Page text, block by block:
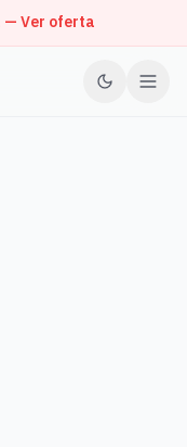
— Ver oferta